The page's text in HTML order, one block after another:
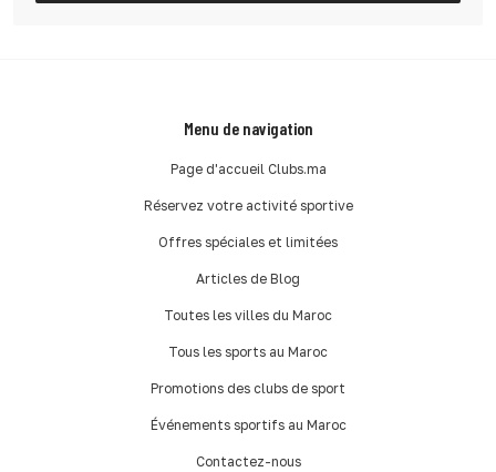
Menu de navigation
Page d'accueil Clubs.ma
Réservez votre activité sportive
Offres spéciales et limitées
Articles de Blog
Toutes les villes du Maroc
Tous les sports au Maroc
Promotions des clubs de sport
Événements sportifs au Maroc
Contactez-nous